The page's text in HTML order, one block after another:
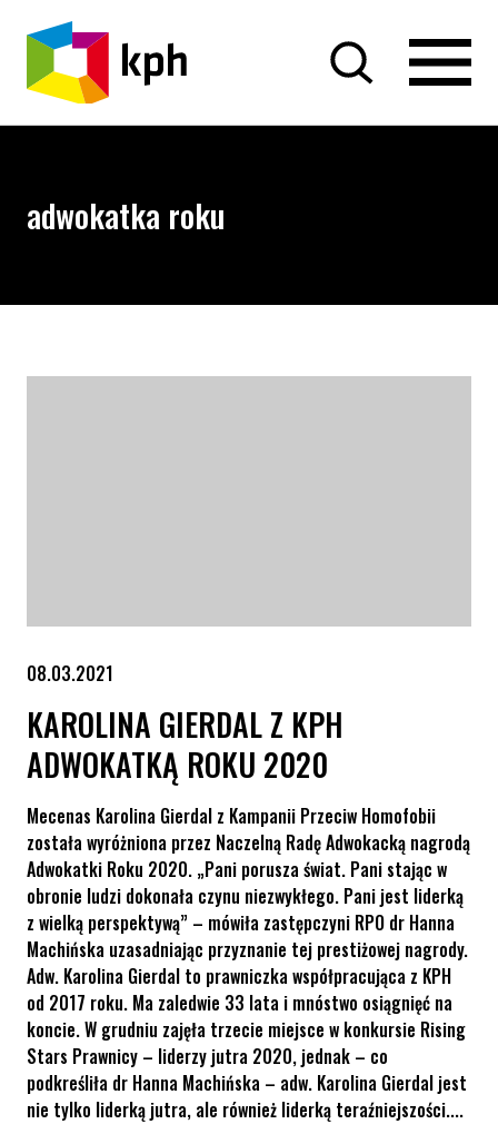
PRZEJDŹ DO TREŚCI
adwokatka roku
08.03.2021
KAROLINA GIERDAL Z KPH
ADWOKATKĄ ROKU 2020
Mecenas Karolina Gierdal z Kampanii Przeciw Homofobii
została wyróżniona przez Naczelną Radę Adwokacką nagrodą
Adwokatki Roku 2020. „Pani porusza świat. Pani stając w
obronie ludzi dokonała czynu niezwykłego. Pani jest liderką
z wielką perspektywą” – mówiła zastępczyni RPO dr Hanna
Machińska uzasadniając przyznanie tej prestiżowej nagrody.
Adw. Karolina Gierdal to prawniczka współpracująca z KPH
od 2017 roku. Ma zaledwie 33 lata i mnóstwo osiągnięć na
koncie. W grudniu zajęła trzecie miejsce w konkursie Rising
Stars Prawnicy – liderzy jutra 2020, jednak – co
podkreśliła dr Hanna Machińska – adw. Karolina Gierdal jest
nie tylko liderką jutra, ale również liderką teraźniejszości....